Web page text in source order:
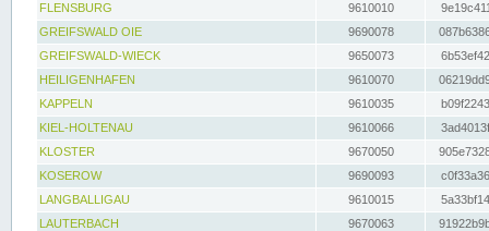
FLENSBURG
9610010
GREIFSWALD OIE
9690078
GREIFSWALD-WIECK
9650073
HEILIGENHAFEN
9610070
KAPPELN
9610035
KIEL-HOLTENAU
9610066
KLOSTER
9670050
KOSEROW
9690093
LANGBALLIGAU
9610015
LAUTERBACH
9670063